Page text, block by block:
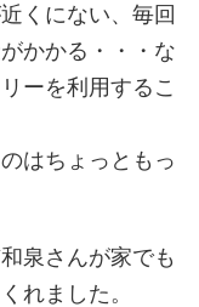
くにない、毎回
かかる・・・な
ーを利用するこ
はちょっともっ
泉さんが家でも
れました。